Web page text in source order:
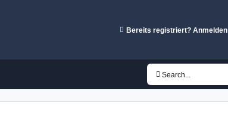
Bereits registriert? Anmelden
Search...